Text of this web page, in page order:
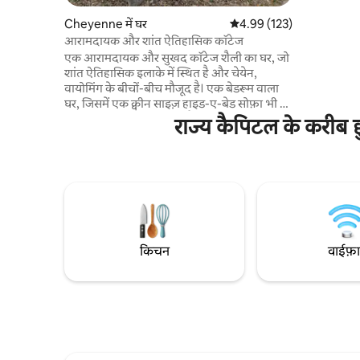
Cheyenne में घर औसत रेटिंग 5 में से 4.99, 123
4.99 (123)
आरामदायक और शांत ऐतिहासिक कॉटेज
एक आरामदायक और सुखद कॉटेज शैली का घर, जो
शांत ऐतिहासिक इलाके में स्थित है और चेयेन,
वायोमिंग के बीचों-बीच मौजूद है। एक बेडरूम वाला
घर, जिसमें एक क्वीन साइज़ हाइड-ए-बेड सोफ़ा भी है,
जिसमें कुल 4 लोग सो सकते हैं। अच्छी तरह से
प्रशिक्षित, घर में पाले जाने वाले कुत्तों का स्वागत है,
आराम से टहलने का मज़ा ले सकता है...और शायन
रीजनल एयरपोर्ट और अस्पताल 5 मिनट की ड्राइव की
राज्य कैपिटल के करीब
किचन